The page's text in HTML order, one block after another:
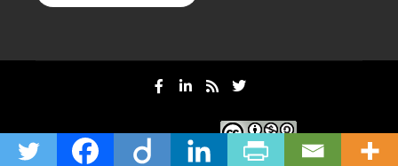
mentions-legales